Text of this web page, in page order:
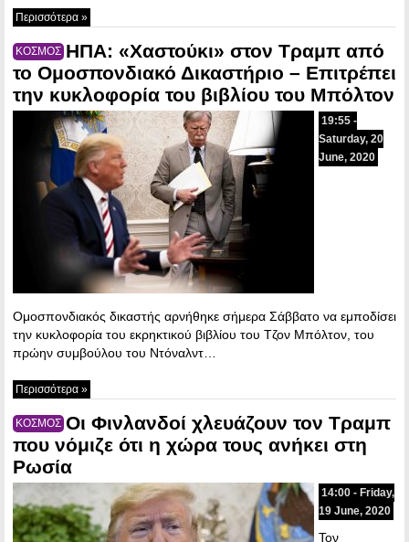
Περισσότερα »
ΚΟΣΜΟΣ ΗΠΑ: «Χαστούκι» στον Τραμπ από
το Ομοσπονδιακό Δικαστήριο – Επιτρέπει
την κυκλοφορία του βιβλίου του Μπόλτον
19:55 -
Saturday, 20
June, 2020
Ομοσπονδιακός δικαστής αρνήθηκε σήμερα Σάββατο να εμποδίσει
την κυκλοφορία του εκρηκτικού βιβλίου του Τζον Μπόλτον, του
πρώην συμβούλου του Ντόναλντ…
Περισσότερα »
ΚΟΣΜΟΣ Οι Φινλανδοί χλευάζουν τον Τραμπ
που νόμιζε ότι η χώρα τους ανήκει στη
Ρωσία
14:00 - Friday,
19 June, 2020
Τον